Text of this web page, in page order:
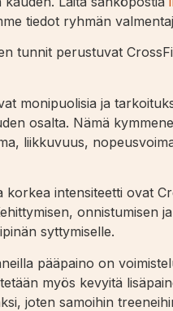
tiedot ryhmän
tunnit perustuvat
monipuolisia ja
osalta. Nämä
liikkuvuus,
korkea intensiteetti ovat
onnistumisen
syttymiselle.
pääpaino on
myös kevyitä
joten samoihin